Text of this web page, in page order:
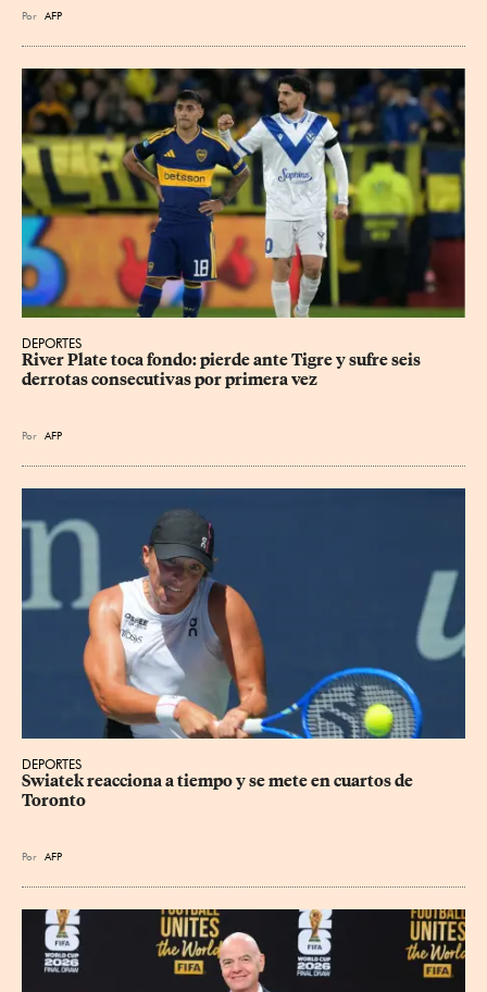
Por AFP
DEPORTES
River Plate toca fondo: pierde ante Tigre y sufre seis
derrotas consecutivas por primera vez
Por AFP
DEPORTES
Swiatek reacciona a tiempo y se mete en cuartos de
Toronto
Por AFP